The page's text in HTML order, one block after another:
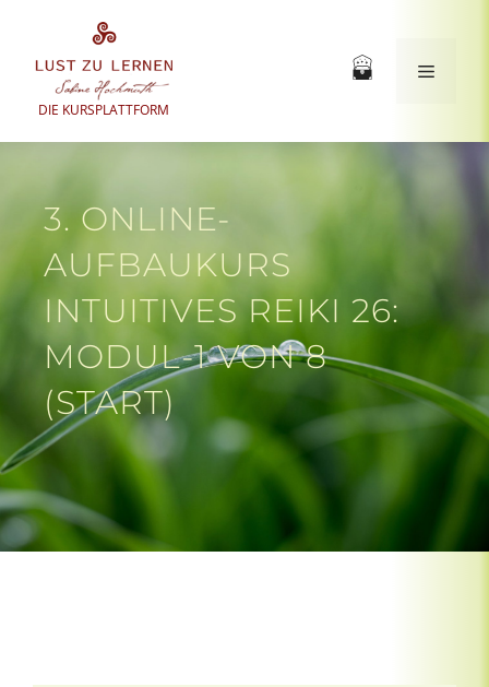
springen
DIE KURSPLATTFORM
Menü
3. ONLINE-
AUFBAUKURS
INTUITIVES REIKI 26:
MODUL-1 VON 8
(START)